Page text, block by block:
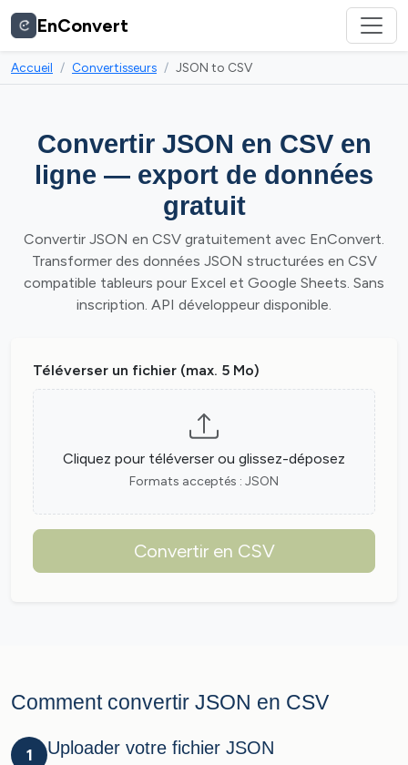
EnConvert
Accueil Convertisseurs JSON to CSV
Convertir JSON en CSV en
ligne — export de données
gratuit
Convertir JSON en CSV gratuitement avec EnConvert.
Transformer des données JSON structurées en CSV
compatible tableurs pour Excel et Google Sheets. Sans
inscription. API développeur disponible.
Téléverser un fichier (max. 5 Mo)
Cliquez pour téléverser ou glissez-déposez
Formats acceptés : JSON
Convertir en CSV
Comment convertir JSON en CSV
1 Uploader votre fichier JSON